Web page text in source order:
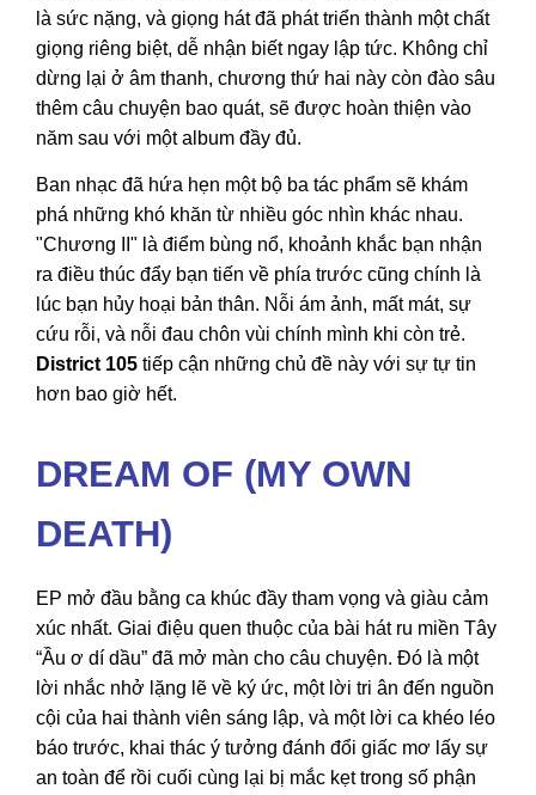
là sức nặng, và giọng hát đã phát triển thành một chất
giọng riêng biệt, dễ nhận biết ngay lập tức. Không chỉ
dừng lại ở âm thanh, chương thứ hai này còn đào sâu
thêm câu chuyện bao quát, sẽ được hoàn thiện vào
năm sau với một album đầy đủ.
Ban nhạc đã hứa hẹn một bộ ba tác phẩm sẽ khám
phá những khó khăn từ nhiều góc nhìn khác nhau.
"Chương II" là điểm bùng nổ, khoảnh khắc bạn nhận
ra điều thúc đẩy bạn tiến về phía trước cũng chính là
lúc bạn hủy hoại bản thân. Nỗi ám ảnh, mất mát, sự
cứu rỗi, và nỗi đau chôn vùi chính mình khi còn trẻ.
District 105 tiếp cận những chủ đề này với sự tự tin
hơn bao giờ hết.
DREAM OF (MY OWN
DEATH)
EP mở đầu bằng ca khúc đầy tham vọng và giàu cảm
xúc nhất. Giai điệu quen thuộc của bài hát ru miền Tây
“Ầu ơ dí dầu” đã mở màn cho câu chuyện. Đó là một
lời nhắc nhở lặng lẽ về ký ức, một lời tri ân đến nguồn
cội của hai thành viên sáng lập, và một lời ca khéo léo
báo trước, khai thác ý tưởng đánh đổi giấc mơ lấy sự
an toàn để rồi cuối cùng lại bị mắc kẹt trong số phận